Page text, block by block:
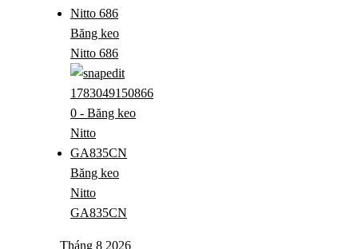
Băng keo
Nitto 686
Băng keo
Nitto
GA835CN
Tháng 8 2026